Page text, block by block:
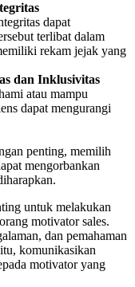
dapat
terlibat dalam
rekam jejak yang
dan Inklusivitas
atau mampu
dapat mengurangi
penting, memilih
mengorbankan
untuk melakukan
motivator sales.
dan pemahaman
komunikasikan
motivator yang